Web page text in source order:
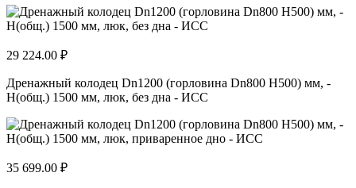
29 224.00 ₽
Дренажный колодец Dn1200 (горловина Dn800 H500) мм, -
H(общ.) 1500 мм, люк, без дна - ИСС
35 699.00 ₽